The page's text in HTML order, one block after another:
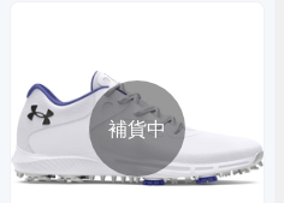
補貨中